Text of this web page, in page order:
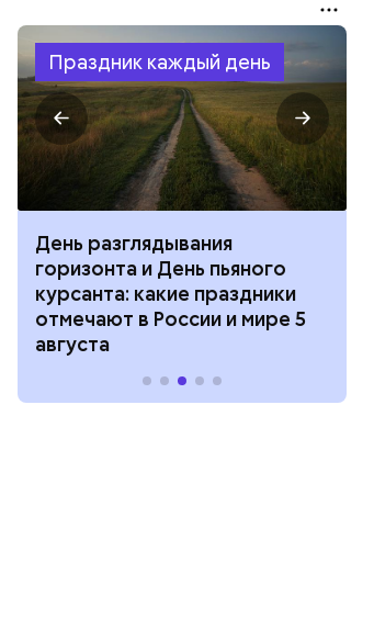
Праздник каждый день
День разглядывания
горизонта и День пьяного
курсанта: какие праздники
отмечают в России и мире 5
августа